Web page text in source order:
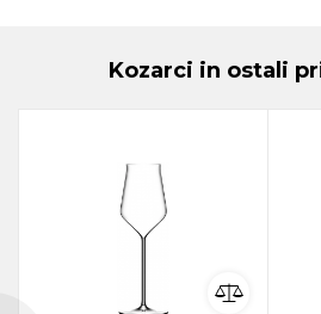
Kozarci in ostali